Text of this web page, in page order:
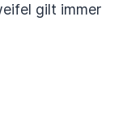
gilt immer